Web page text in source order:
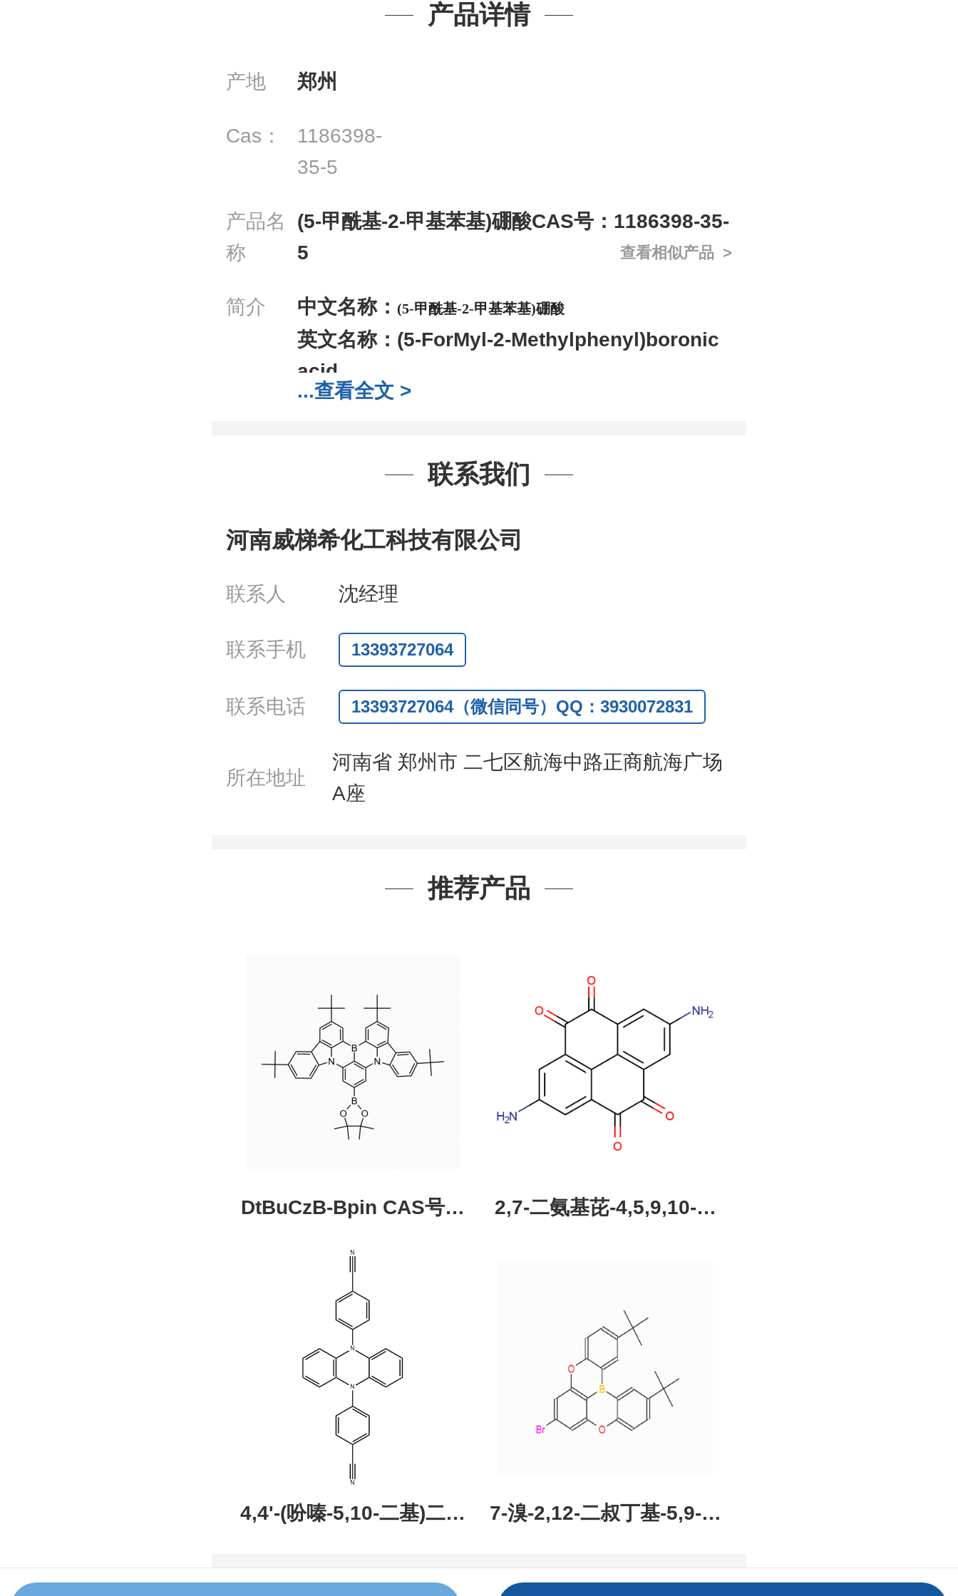
产品详情
产地 郑州
Cas：
1186398-
35-5
产品名
称
(5-甲酰基-2-甲基苯基)硼酸CAS号：1186398-35-
5
查看相似产品 >
简介 中文名称： (5-甲酰基-2-甲基苯基)硼酸
英文名称： (5-ForMyl-2-Methylphenyl)boronic
acid
CAS号：1186398-35-5
163.97
;1g;2.5g ;5g ;10g可根据客户需求进行分装
我司对高校及科研单位先发货和
工作中有用到的试剂
电话
:0371-63377391/13393727064
QQ:3930072831
微信 :13393727064
联系人
: 沈晓东( 欢迎致电 或 QQ、微信联系)
...查看全文 >
联系我们
河南威梯希化工科技有限公司
联系人 沈经理
联系手机 13393727064
联系电话 13393727064（微信同号）QQ：3930072831
所在地址
河南省 郑州市 二七区航海中路正商航海广场
A座
推荐产品
DtBuCzB-Bpin CAS号：
2643331-97-7
2,7-二氨基芘-4,5,9,10-四
现货促销，可分装，高校
研究所 先发后付
4,4'-(吩嗪-5,10-二基)二苯
甲腈，CAS:1638702-80-
7-溴-2,12-二叔丁基-5,9-二
氧杂-13B-硼萘[3,2,1-DE]